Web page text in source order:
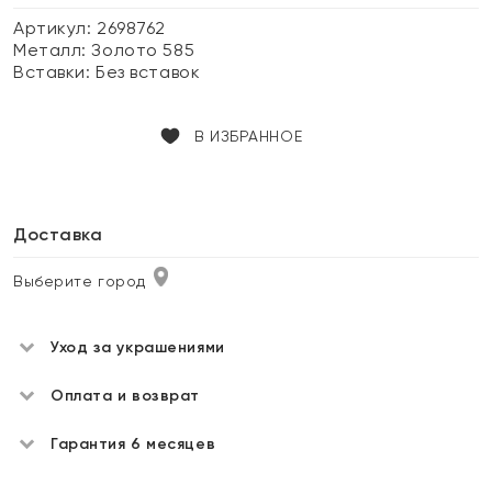
Артикул: 2698762
Металл:Золото 585
Вставки:Без вставок
В ИЗБРАННОЕ
Доставка
Выберите город
Уход за украшениями
Оплата и возврат
Гарантия 6 месяцев